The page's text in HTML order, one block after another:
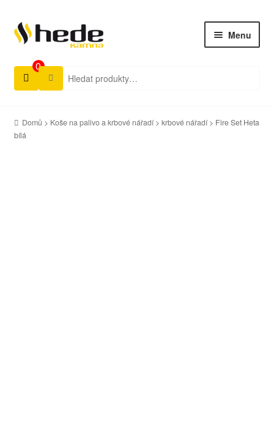
Menu
0 Hledat:
Ke stažení
Domů > Koše na palivo a krbové nářadí>krbové nářadí> Fire Set Heta
bílá